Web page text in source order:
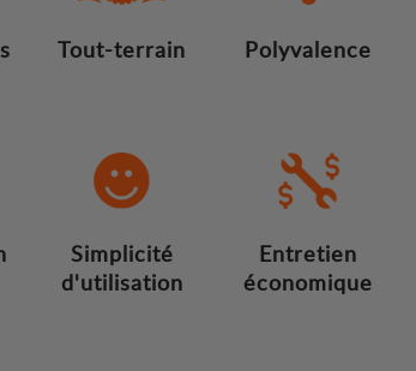
Tout-terrain Polyvalence
Simplicité
d'utilisation
Entretien
économique